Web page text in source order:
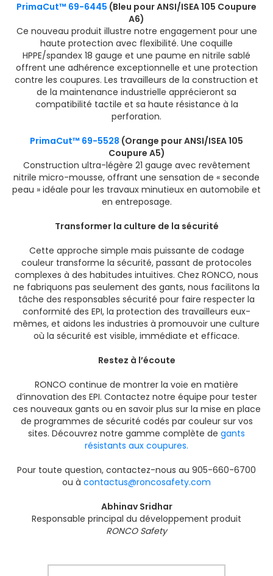
PrimaCut™ 69-6445 (Bleu pour ANSI/ISEA 105 Coupure
A6)
Ce nouveau produit illustre notre engagement pour une
haute protection avec flexibilité. Une coquille
HPPE/spandex 18 gauge et une paume en nitrile sablé
offrent une adhérence exceptionnelle et une protection
contre les coupures. Les travailleurs de la construction et
de la maintenance industrielle apprécieront sa
compatibilité tactile et sa haute résistance à la
perforation.
PrimaCut™ 69-5528 (Orange pour ANSI/ISEA 105
Coupure A5)
Construction ultra-légère 21 gauge avec revêtement
nitrile micro-mousse, offrant une sensation de « seconde
peau » idéale pour les travaux minutieux en automobile et
en entreposage.
Transformer la culture de la sécurité
Cette approche simple mais puissante de codage
couleur transforme la sécurité, passant de protocoles
complexes à des habitudes intuitives. Chez RONCO, nous
ne fabriquons pas seulement des gants, nous facilitons la
tâche des responsables sécurité pour faire respecter la
conformité des EPI, la protection des travailleurs eux-
mêmes, et aidons les industries à promouvoir une culture
où la sécurité est visible, immédiate et efficace.
Restez à l’écoute
RONCO continue de montrer la voie en matière
d’innovation des EPI. Contactez notre équipe pour tester
ces nouveaux gants ou en savoir plus sur la mise en place
de programmes de sécurité codés par couleur sur vos
sites. Découvrez notre gamme complète de gants
résistants aux coupures.
Pour toute question, contactez-nous au 905-660-6700
ou à contactus@roncosafety.com
Abhinav Sridhar
Responsable principal du développement produit
RONCO Safety